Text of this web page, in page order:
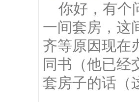
你好，有个
一间套房，这
齐等原因现在
同书（他已经
套房子的话（